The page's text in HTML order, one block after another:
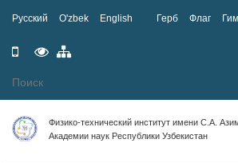
Русский O'zbek English Герб Флаг
версиявозможности
Физико-технический институт имени С.А.
Академии наук Республики Узбекистан